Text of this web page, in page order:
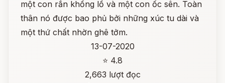
một con rắn khổng lồ và một con ốc sên. Toàn
thân nó được bao phủ bởi những xúc tu dài và
một thứ chất nhờn ghê tởm.
13-07-2020
⭐ 4.8
2,663 lượt đọc